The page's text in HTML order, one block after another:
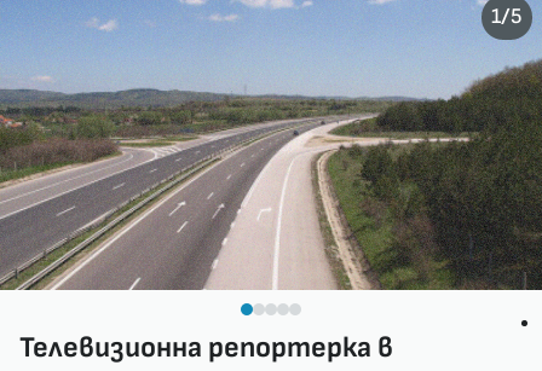
Телевизионна репортерка в
1/5